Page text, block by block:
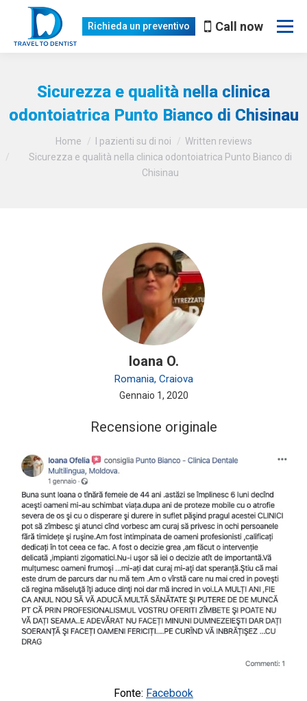
Richieda un preventivo Call now
Sicurezza e qualità nella clinica
odontoiatrica Punto Bianco di Chisinau
Home I pazienti su di noi
Written reviews
Sicurezza e qualità nella clinica odontoiatrica Punto Bianco di
Chisinau
Ioana O.
Romania, Craiova
Gennaio 1, 2020
Recensione originale
Fonte: Facebook